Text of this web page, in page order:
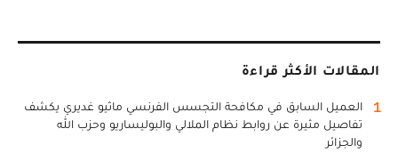
المقالات الأكثر قراءة
1
العميل السابق في مكافحة التجسس الفرنسي ماثيو غديري يكشف
تفاصيل مثيرة عن روابط نظام الملالي والبوليساريو وحزب الله
والجزائر